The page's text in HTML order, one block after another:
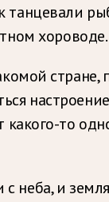
хороводе.
то
неба, и